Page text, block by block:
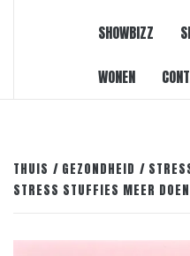
SHOWBIZZ
WONEN
THUIS GEZONDHEID
STRESS STUFFIES MEER